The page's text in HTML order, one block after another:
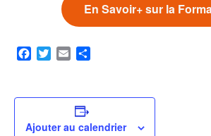
En Savoir+ sur la
Facebook
TwitterEmail
Ajouter au calendrier